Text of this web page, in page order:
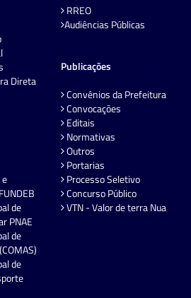
Direta
de
PNAE
de
de
RREO
Audiências Públicas
Publicações
Convênios da Prefeitura
Convocações
Editais
Normativas
Outros
Portarias
Processo Seletivo
Concurso Público
VTN - Valor de terra Nua